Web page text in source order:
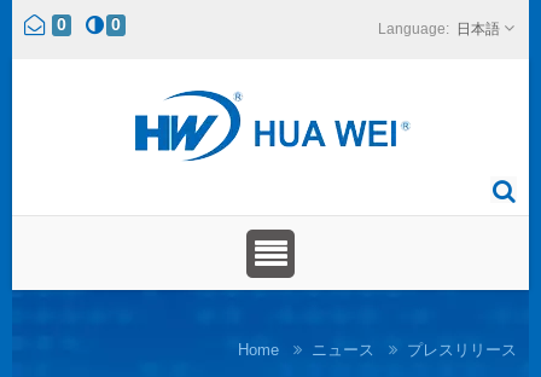
0 0 日本語
Home ニュース プレスリリース